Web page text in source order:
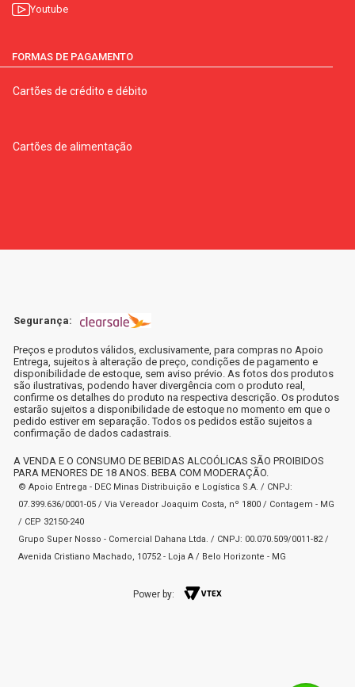
Youtube
FORMAS DE PAGAMENTO
Cartões de crédito e débito
Cartões de alimentação
Segurança:
Preços e produtos válidos, exclusivamente, para compras no Apoio
Entrega, sujeitos à alteração de preço, condições de pagamento e
disponibilidade de estoque, sem aviso prévio. As fotos dos produtos
são ilustrativas, podendo haver divergência com o produto real,
confirme os detalhes do produto na respectiva descrição. Os produtos
estarão sujeitos a disponibilidade de estoque no momento em que o
pedido estiver em separação. Todos os pedidos estão sujeitos a
confirmação de dados cadastrais.
A VENDA E O CONSUMO DE BEBIDAS ALCOÓLICAS SÃO PROIBIDOS
PARA MENORES DE 18 ANOS. BEBA COM MODERAÇÃO.
© Apoio Entrega - DEC Minas Distribuição e Logística S.A. / CNPJ:
07.399.636/0001-05 / Via Vereador Joaquim Costa, nº 1800 / Contagem - MG
/ CEP 32150-240
Grupo Super Nosso - Comercial Dahana Ltda. / CNPJ: 00.070.509/0011-82 /
Avenida Cristiano Machado, 10752 - Loja A / Belo Horizonte - MG
Power by: